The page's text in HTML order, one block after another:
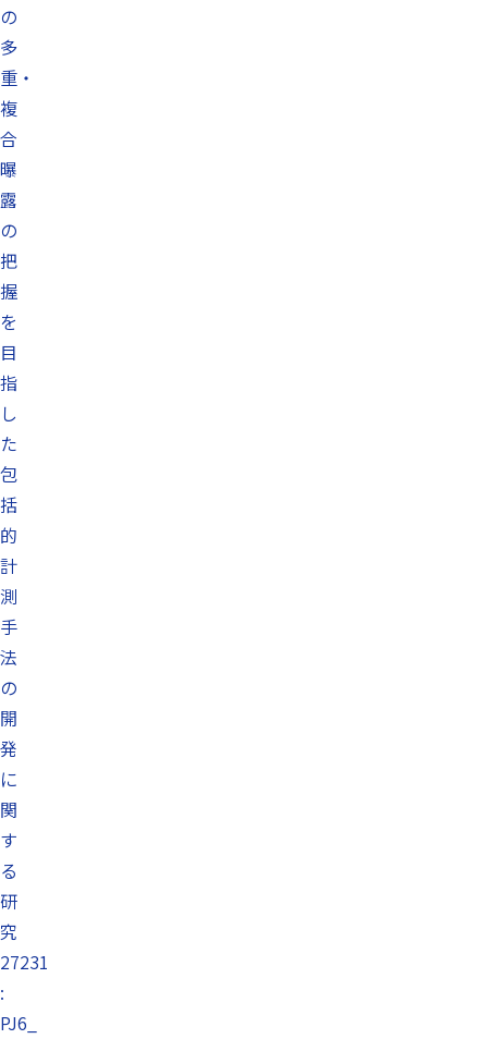
の
多
重・
複
合
曝
露
の
把
握
を
目
指
し
た
包
括
的
計
測
手
法
の
開
発
に
関
す
る
研
究
27231
:
PJ6_